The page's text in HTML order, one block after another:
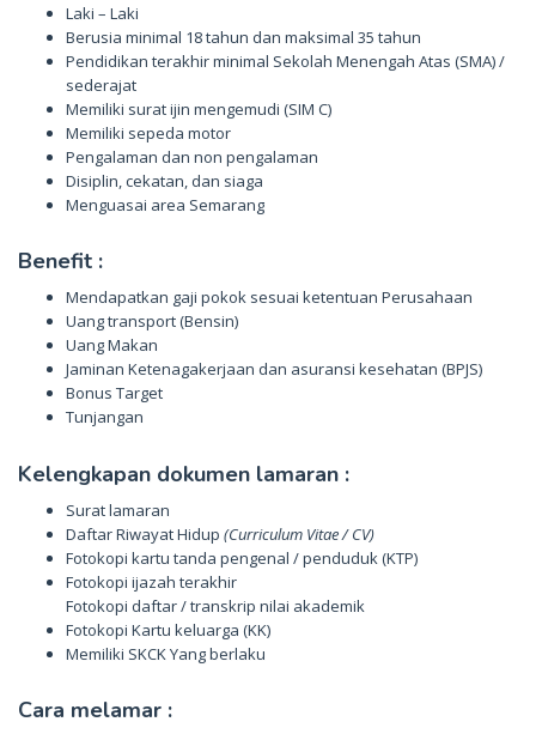
Laki – Laki
Berusia minimal 18 tahun dan maksimal 35 tahun
Pendidikan terakhir minimal Sekolah Menengah Atas (SMA) /
sederajat
Memiliki surat ijin mengemudi (SIM C)
Memiliki sepeda motor
Pengalaman dan non pengalaman
Disiplin, cekatan, dan siaga
Menguasai area Semarang
Benefit :
Mendapatkan gaji pokok sesuai ketentuan Perusahaan
Uang transport (Bensin)
Uang Makan
Jaminan Ketenagakerjaan dan asuransi kesehatan (BPJS)
Bonus Target
Tunjangan
Kelengkapan dokumen lamaran :
Surat lamaran
Daftar Riwayat Hidup (Curriculum Vitae / CV)
Fotokopi kartu tanda pengenal / penduduk (KTP)
Fotokopi ijazah terakhir
Fotokopi daftar / transkrip nilai akademik
Fotokopi Kartu keluarga (KK)
Memiliki SKCK Yang berlaku
Cara melamar :